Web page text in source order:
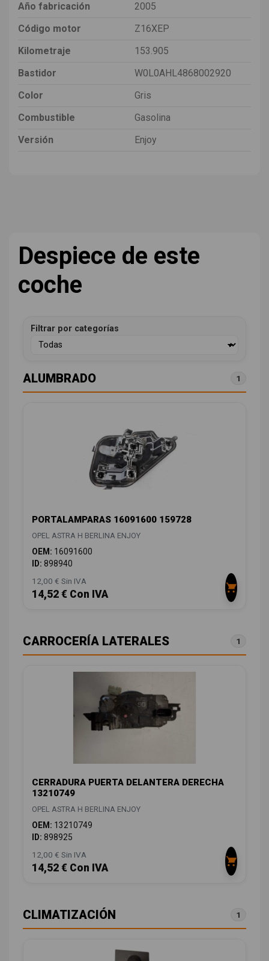
Año fabricación
2005
Código motor
Z16XEP
Kilometraje
153.905
Bastidor
W0L0AHL4868002920
Color
Gris
Combustible
Gasolina
Versión
Enjoy
Despiece de este
coche
Filtrar por categorías
ALUMBRADO 1
PORTALAMPARAS 16091600 159728
OPEL ASTRA H BERLINA ENJOY
OEM: 16091600
ID: 898940
12,00 € Sin IVA
14,52 € Con IVA
CARROCERÍA LATERALES 1
CERRADURA PUERTA DELANTERA DERECHA
13210749
OPEL ASTRA H BERLINA ENJOY
OEM: 13210749
ID: 898925
12,00 € Sin IVA
14,52 € Con IVA
CLIMATIZACIÓN 1